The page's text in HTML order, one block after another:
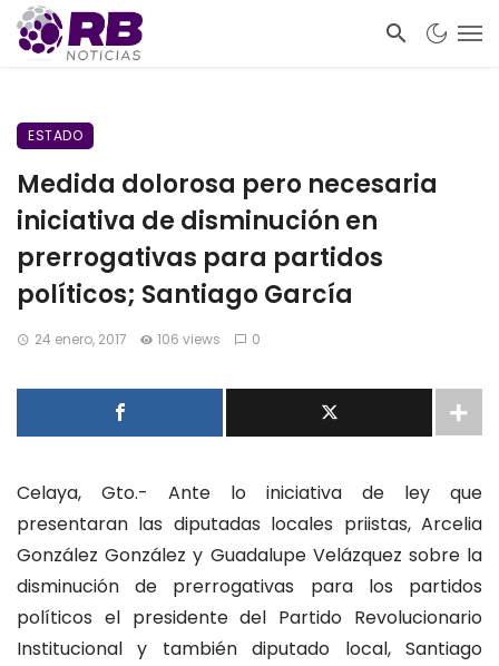
ESTADO
Medida dolorosa pero necesaria
iniciativa de disminución en
prerrogativas para partidos
políticos; Santiago García
24 enero, 2017 106 views 0
Celaya, Gto.- Ante lo iniciativa de ley que
presentaran las diputadas locales priistas, Arcelia
González González y Guadalupe Velázquez sobre la
disminución de prerrogativas para los partidos
políticos el presidente del Partido Revolucionario
Institucional y también diputado local, Santiago